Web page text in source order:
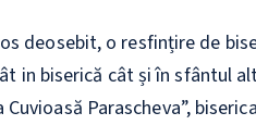
deosebit, o resfințire de
in biserică cât și în sfântul
Parascheva”,